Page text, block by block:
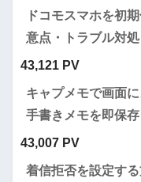
ドコモスマホを初
意点・トラブル対
43,121 PV
キャプメモで画面
手書きメモを即保存
43,007 PV
着信拒否を設定す